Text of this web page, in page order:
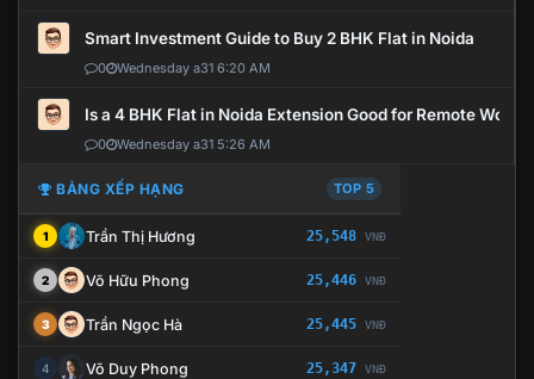
Smart Investment Guide to Buy 2 BHK Flat in Noida
0 Wednesday a31 6:20 AM
Is a 4 BHK Flat in Noida Extension Good for Remote Work?
0 Wednesday a31 5:26 AM
BẢNG XẾP HẠNG TOP 5
1 Trần Thị Hương 25,548 VNĐ
2 Võ Hữu Phong 25,446 VNĐ
3 Trần Ngọc Hà 25,445 VNĐ
4 Võ Duy Phong 25,347 VNĐ